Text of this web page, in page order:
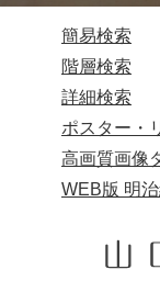
簡易検索
階層検索
詳細検索
ポスター・
高画質画像
WEB版 明